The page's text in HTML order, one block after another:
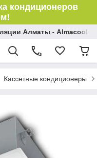
кондиционеров
Алматы - Almacool
Кассетные кондиционеры